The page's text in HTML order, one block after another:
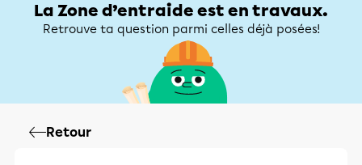
La Zone d’entraide est en travaux.
Retrouve ta question parmi celles déjà posées!
Retour